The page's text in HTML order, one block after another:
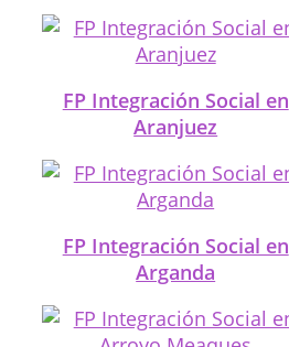
FP Integración Social en
Aranjuez
FP Integración Social en
Arganda